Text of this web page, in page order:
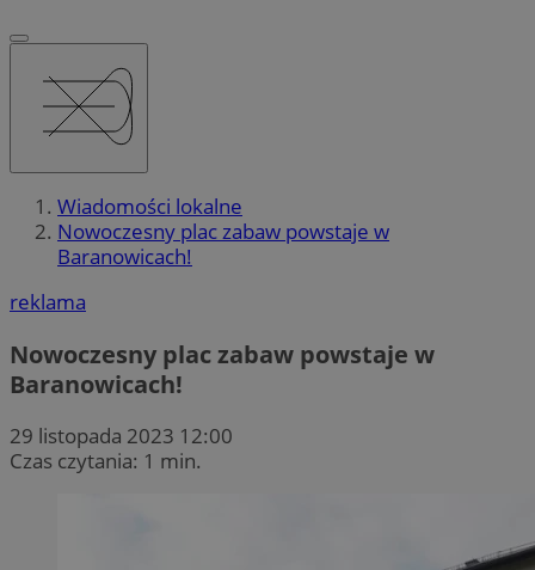
Wiadomości lokalne
Nowoczesny plac zabaw powstaje w
Baranowicach!
reklama
Nowoczesny plac zabaw powstaje w
Baranowicach!
29 listopada 2023 12:00
Czas czytania: 1 min.